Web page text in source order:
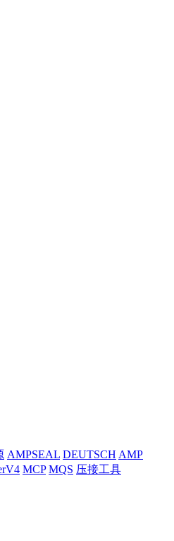
AMPSEAL DEUTSCH AMP
MCP MQS 压接工具